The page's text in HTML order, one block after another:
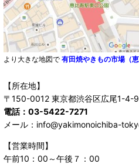
より大きな地図で 有田焼やきもの市場（恵
【所在地】
〒150-0012 東京都渋谷区広尾1-4-9
電話：03-5422-7271
メール：info@yakimonoichiba-
【営業時間】
午前10：00～午後７：00